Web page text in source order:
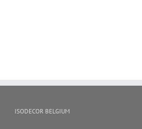
ISODECOR BELGIUM